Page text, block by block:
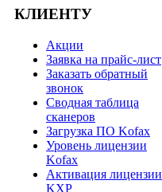
КЛИЕНТУ
Акции
Заявка на прайс-лист
Заказать обратный
звонок
Сводная таблица
сканеров
Загрузка ПО Kofax
Уровень лицензии
Kofax
Активация лицензии
KXP